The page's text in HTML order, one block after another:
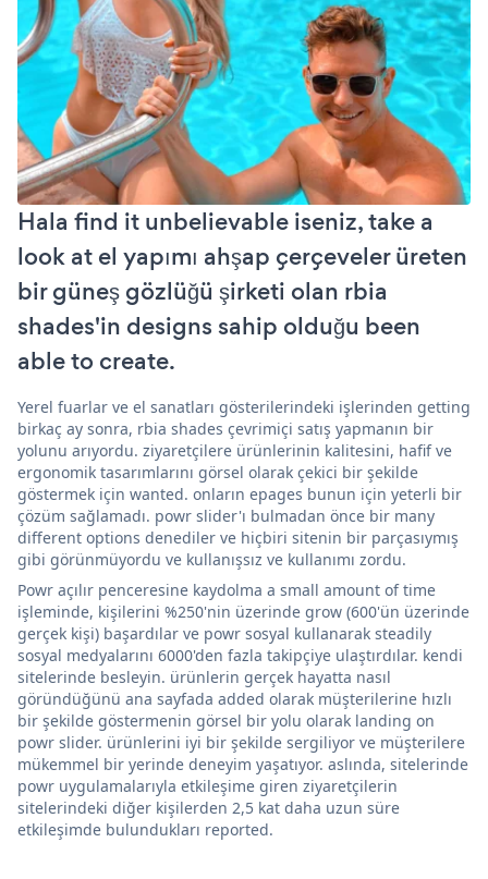
Hala find it unbelievable iseniz, take a
look at el yapımı ahşap çerçeveler üreten
bir güneş gözlüğü şirketi olan rbia
shades'in designs sahip olduğu been
able to create.
Yerel fuarlar ve el sanatları gösterilerindeki işlerinden getting
birkaç ay sonra, rbia shades çevrimiçi satış yapmanın bir
yolunu arıyordu. ziyaretçilere ürünlerinin kalitesini, hafif ve
ergonomik tasarımlarını görsel olarak çekici bir şekilde
göstermek için wanted. onların epages bunun için yeterli bir
çözüm sağlamadı. powr slider'ı bulmadan önce bir many
different options denediler ve hiçbiri sitenin bir parçasıymış
gibi görünmüyordu ve kullanışsız ve kullanımı zordu.
Powr açılır penceresine kaydolma a small amount of time
işleminde, kişilerini %250'nin üzerinde grow (600'ün üzerinde
gerçek kişi) başardılar ve powr sosyal kullanarak steadily
sosyal medyalarını 6000'den fazla takipçiye ulaştırdılar. kendi
sitelerinde besleyin. ürünlerin gerçek hayatta nasıl
göründüğünü ana sayfada added olarak müşterilerine hızlı
bir şekilde göstermenin görsel bir yolu olarak landing on
powr slider. ürünlerini iyi bir şekilde sergiliyor ve müşterilere
mükemmel bir yerinde deneyim yaşatıyor. aslında, sitelerinde
powr uygulamalarıyla etkileşime giren ziyaretçilerin
sitelerindeki diğer kişilerden 2,5 kat daha uzun süre
etkileşimde bulundukları reported.